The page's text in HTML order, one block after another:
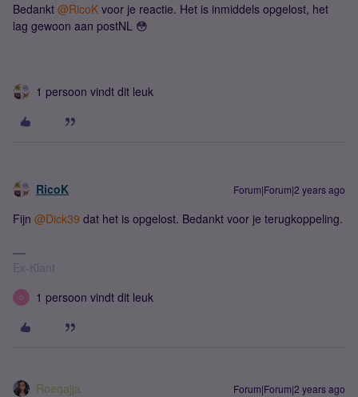
Bedankt @RicoK voor je reactie. Het is inmiddels opgelost, het
lag gewoon aan postNL 😳
1 persoon vindt dit leuk
RicoK Forum|Forum|2 years ago
Fijn @Dick39 dat het is opgelost. Bedankt voor je terugkoppeling.
Ex-Klant
D 1 persoon vindt dit leuk
Roeqajja Forum|Forum|2 years ago